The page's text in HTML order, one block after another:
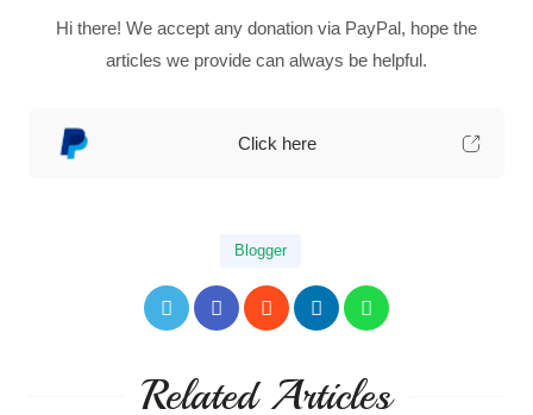
Hi there! We accept any donation via PayPal, hope the
articles we provide can always be helpful.
Click here
Blogger
Related Articles